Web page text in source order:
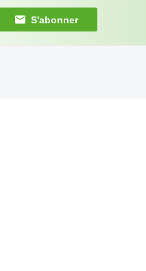
S'abonner